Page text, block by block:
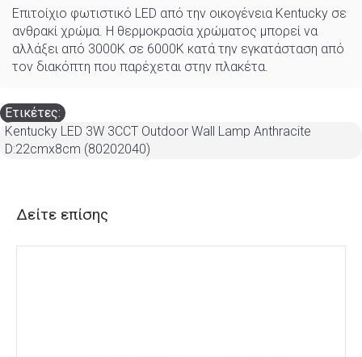
Επιτοίχιο φωτιστικό LED από την οικογένεια Kentucky σε
ανθρακί χρώμα. Η θερμοκρασία χρώματος μπορεί να
αλλάξει από 3000K σε 6000K κατά την εγκατάσταση από
τον διακόπτη που παρέχεται στην πλακέτα.
Ετικέτες:
Kentucky LED 3W 3CCT Outdoor Wall Lamp Anthracite
D:22cmx8cm (80202040)
Δείτε επίσης